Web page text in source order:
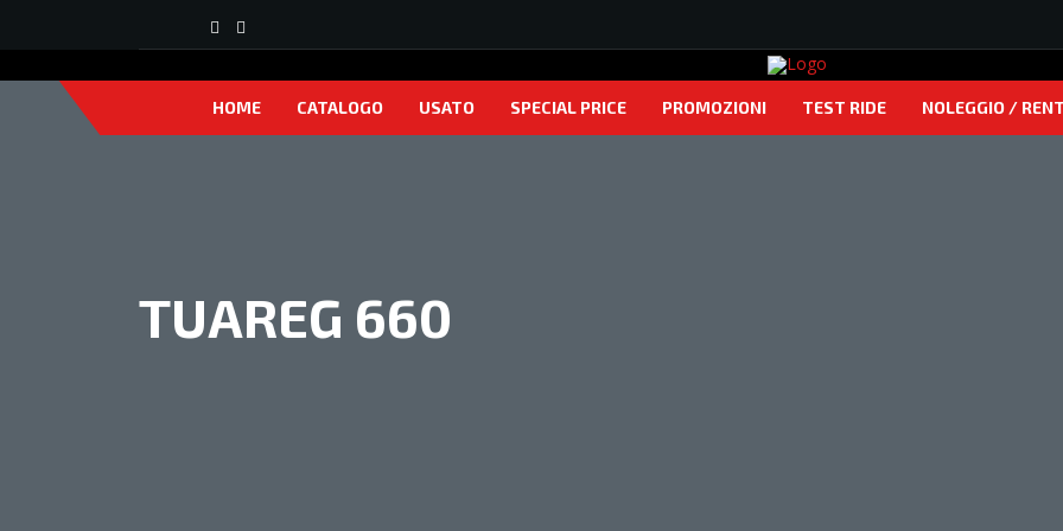
HOME CATALOGO USATO SPECIAL PRICE PROMOZIONI TEST RIDE NOLEGGIO / RENT
TUAREG 660